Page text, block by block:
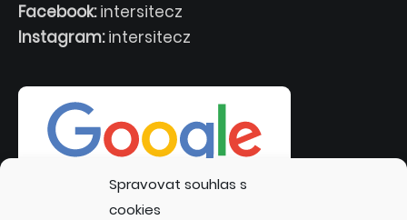
Spravovat souhlas s
cookies
Facebook: intersitecz
Instagram: intersitecz